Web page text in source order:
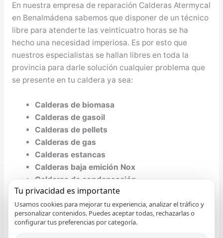
En nuestra empresa de reparación Calderas Atermycal
en Benalmádena sabemos que disponer de un técnico
libre para atenderte las veinticuatro horas se ha
hecho una necesidad imperiosa. Es por esto que
nuestros especialistas se hallan libres en toda la
provincia para darle solución cualquier problema que
se presente en tu caldera ya sea:
Calderas de biomasa
Calderas de gasoil
Calderas de pellets
Calderas de gas
Calderas estancas
Calderas baja emición Nox
Calderas de condensación
Nuestros técnicos en Benalmádena revisan su caldera
Atermycal localizando rápidamente la avería. Ante
alguno de estos síntomas, nuestro servicio de
Tu privacidad es importante
Usamos cookies para mejorar tu experiencia, analizar el tráfico y
personalizar contenidos. Puedes aceptar todas, rechazarlas o
configurar tus preferencias por categoría.